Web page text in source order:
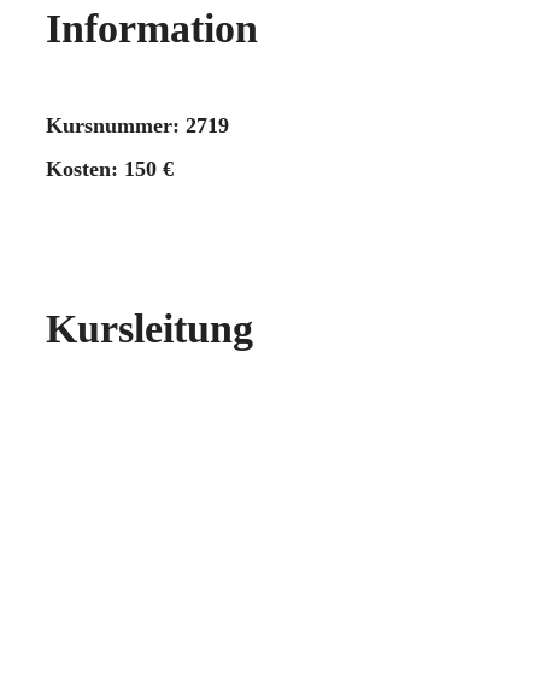
Information
Kursnummer: 2719
Kosten: 150 €
Kursleitung